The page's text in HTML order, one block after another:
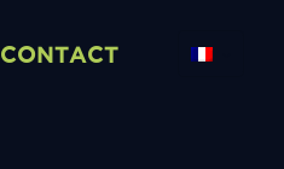
CONTACT